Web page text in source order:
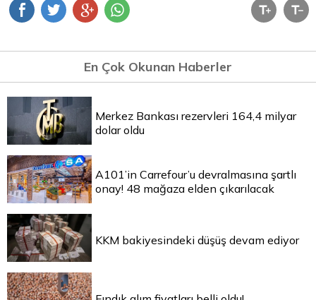
En Çok Okunan Haberler
Merkez Bankası rezervleri 164,4 milyar
dolar oldu
A101’in Carrefour’u devralmasına şartlı
onay! 48 mağaza elden çıkarılacak
KKM bakiyesindeki düşüş devam ediyor